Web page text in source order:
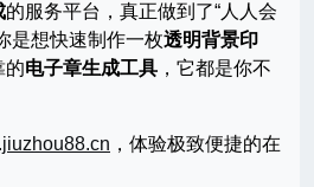
的服务平台，真正做到了“人人会
是想快速制作一枚透明背景印
的电子章生成工具 ，它都是你不
，体验极致便捷的在